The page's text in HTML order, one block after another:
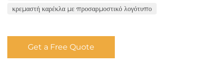
κρεμαστή καρέκλα με προσαρμοστικό λογότυπο
Get a Free Quote